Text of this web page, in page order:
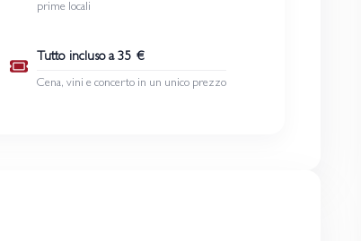
prime locali
Tutto incluso a 35 €
Cena, vini e concerto in un unico prezzo